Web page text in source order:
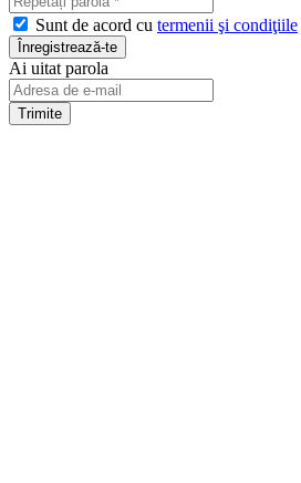
Sunt de acord cu termenii şi condiţiile
Ai uitat parola